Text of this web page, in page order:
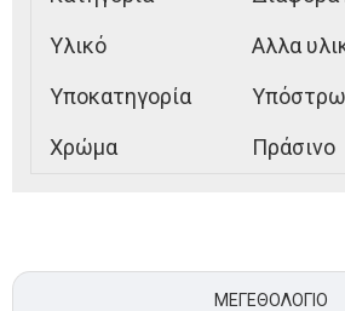
Υλικό
Αλλα
Υποκατηγορία
Χρώμα
Πράσινο
ΜΕΓΕΘΟΛΌΓΙΟ